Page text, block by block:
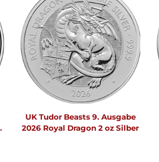
UK Tudor Beasts 9. Ausgabe
2026 Royal Dragon 2 oz Silber